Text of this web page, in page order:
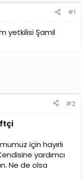
#1
yetkilisi Şamil
#2
için hayırlı
yardımcı
Ne de olsa